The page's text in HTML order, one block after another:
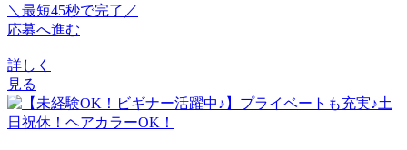
＼最短45秒で完了／
応募へ進む
詳しく
見る